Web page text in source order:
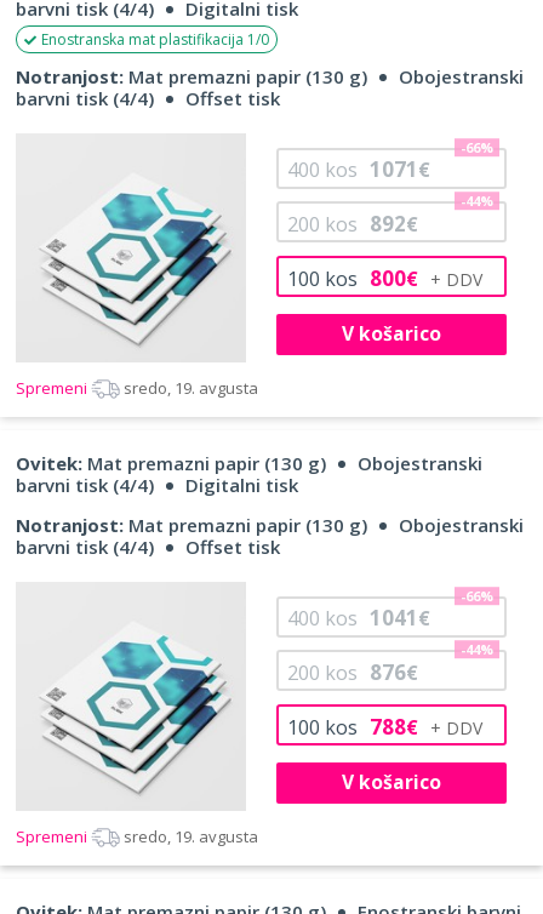
barvni tisk (4/4)
Digitalni tisk
Enostranska mat plastifikacija 1/0
Notranjost: Mat premazni papir (130 g)
Obojestranski
barvni tisk (4/4)
Offset tisk
100 kos 800€
200 kos 892€
-44%
400 kos 1071€
-66%
V košarico
Spremeni sredo, 19. avgusta
Ovitek: Mat premazni papir (130 g)
Obojestranski
barvni tisk (4/4)
Digitalni tisk
Notranjost: Mat premazni papir (130 g)
Obojestranski
barvni tisk (4/4)
Offset tisk
100 kos 788€
200 kos 876€
-44%
400 kos 1041€
-66%
V košarico
Spremeni sredo, 19. avgusta